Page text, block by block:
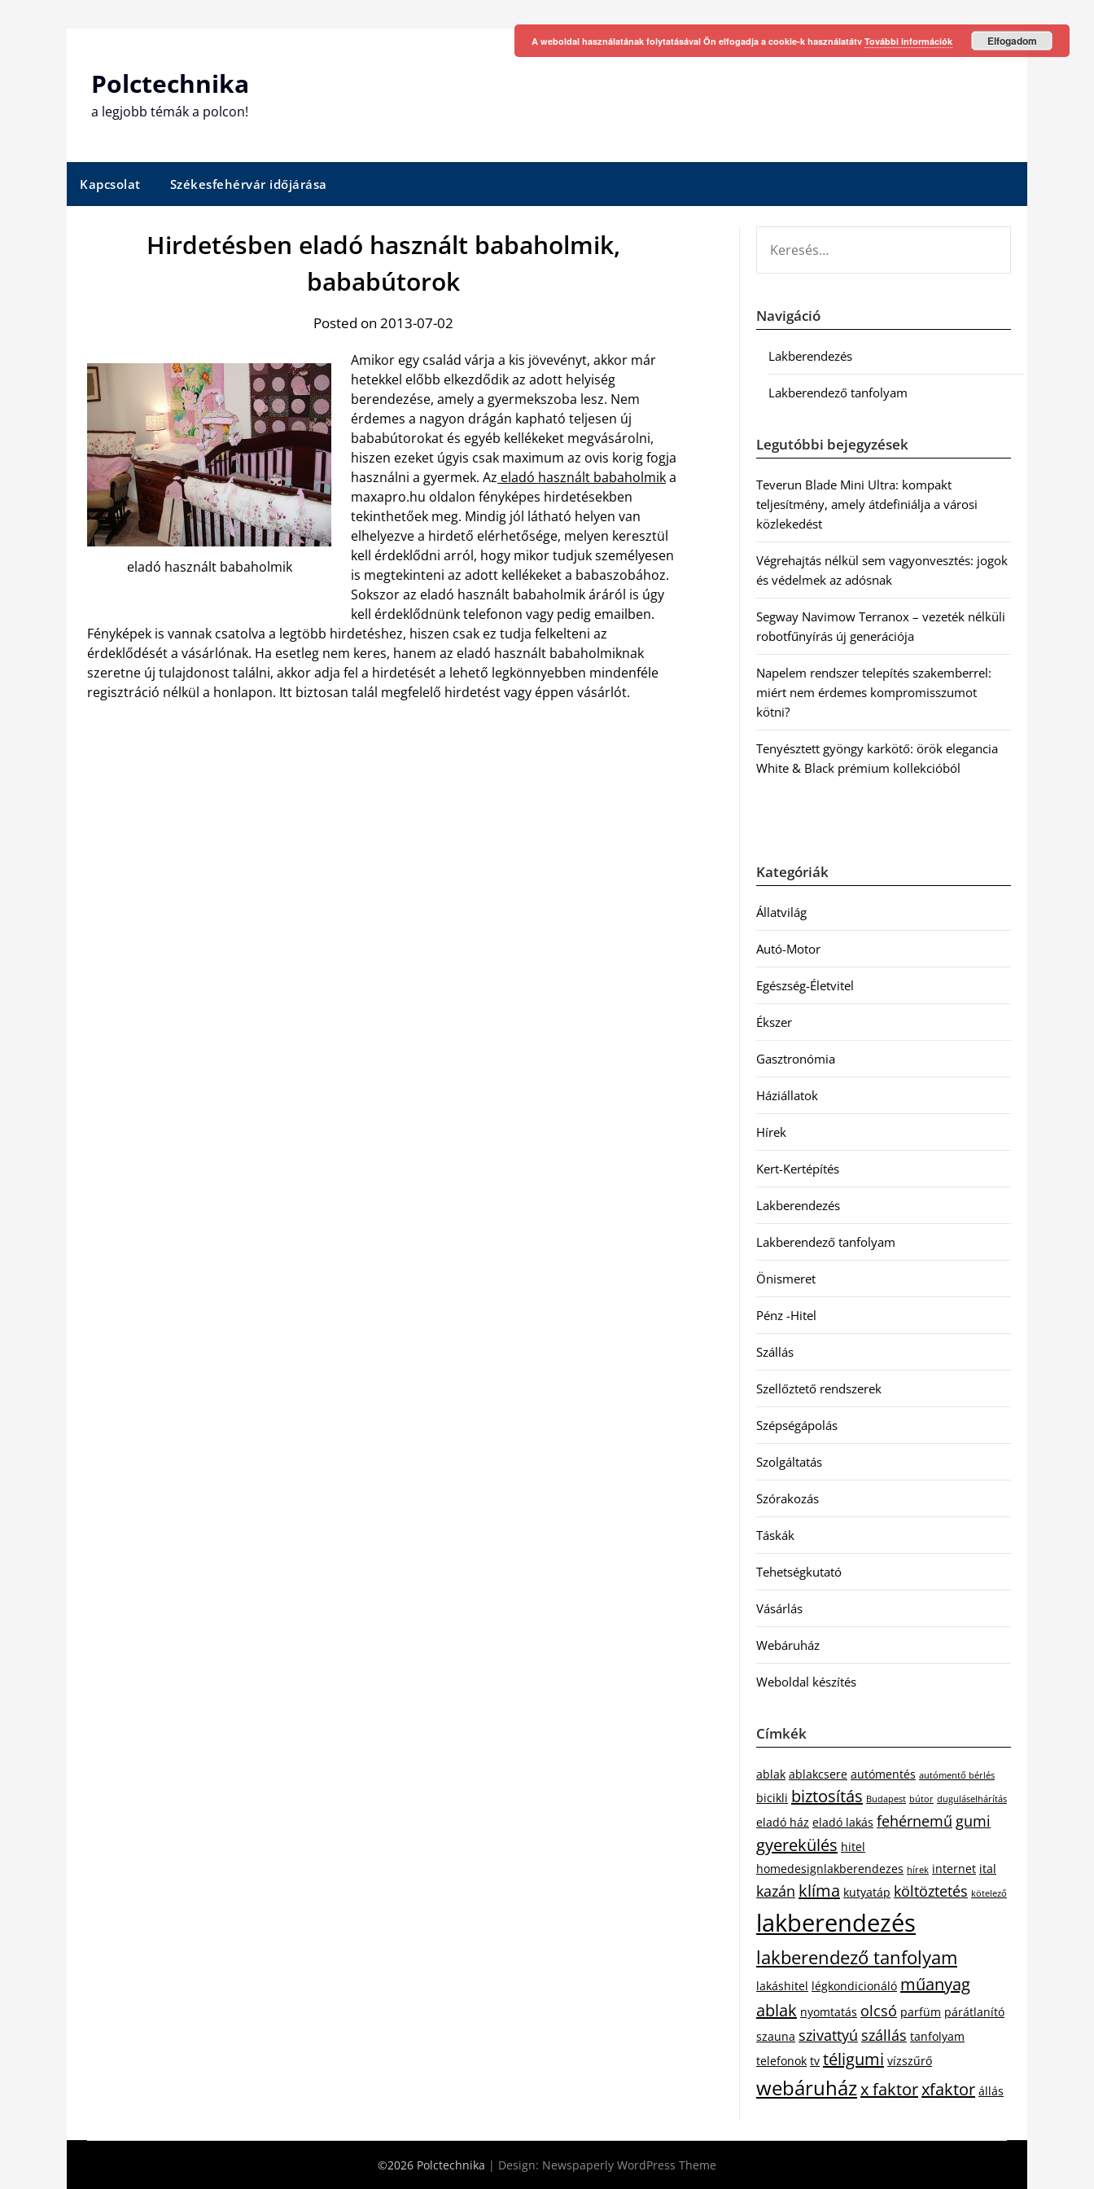
Polctechnika
a legjobb témák a polcon!
Kapcsolat Székesfehérvár időjárása
Hirdetésben eladó használt babaholmik,
bababútorok
Posted on 2013-07-02
eladó használt babaholmik
Amikor egy család várja a kis jövevényt, akkor már
hetekkel előbb elkezdődik az adott helyiség
berendezése, amely a gyermekszoba lesz. Nem
érdemes a nagyon drágán kapható teljesen új
bababútorokat és egyéb kellékeket megvásárolni,
hiszen ezeket úgyis csak maximum az ovis korig fogja
használni a gyermek. Az eladó használt babaholmika
maxapro.hu oldalon fényképes hirdetésekben
tekinthetőek meg. Mindig jól látható helyen van
elhelyezve a hirdető elérhetősége, melyen keresztül
kell érdeklődni arról, hogy mikor tudjuk személyesen
is megtekinteni az adott kellékeket a babaszobához.
Sokszor az eladó használt babaholmik áráról is úgy
kell érdeklődnünk telefonon vagy pedig emailben.
Fényképek is vannak csatolva a legtöbb hirdetéshez, hiszen csak ez tudja felkelteni az
érdeklődését a vásárlónak. Ha esetleg nem keres, hanem az eladó használt babaholmiknak
szeretne új tulajdonost találni, akkor adja fel a hirdetését a lehető legkönnyebben mindenféle
regisztráció nélkül a honlapon. Itt biztosan talál megfelelő hirdetést vagy éppen vásárlót.
Navigáció
Lakberendezés
Lakberendező tanfolyam
Legutóbbi bejegyzések
Teverun Blade Mini Ultra: kompakt
teljesítmény, amely átdefiniálja a városi
közlekedést
Végrehajtás nélkül sem vagyonvesztés: jogok
és védelmek az adósnak
Segway Navimow Terranox – vezeték nélküli
robotfűnyírás új generációja
Napelem rendszer telepítés szakemberrel:
miért nem érdemes kompromisszumot
kötni?
Tenyésztett gyöngy karkötő: örök elegancia
White & Black prémium kollekcióból
Kategóriák
Állatvilág
Autó-Motor
Egészség-Életvitel
Ékszer
Gasztronómia
Háziállatok
Hírek
Kert-Kertépítés
Lakberendezés
Lakberendező tanfolyam
Önismeret
Pénz -Hitel
Szállás
Szellőztető rendszerek
Szépségápolás
Szolgáltatás
Szórakozás
Táskák
Tehetségkutató
Vásárlás
Webáruház
Weboldal készítés
Címkék
ablak ablakcsere autómentés autómentő bérlés
bicikli biztosítás Budapest bútor duguláselhárítás
eladó ház eladó lakás fehérnemű gumi
gyerekülés hitel
homedesignlakberendezes hírek internet ital
kazán klíma kutyatáp költöztetés kötelező
lakberendezés
lakberendező tanfolyam
lakáshitel légkondicionáló műanyag
ablak nyomtatás olcsó parfüm párátlanító
szauna szivattyú szállás tanfolyam
telefonok tv téligumi vízszűrő
webáruházx faktorxfaktor állás
©2026 Polctechnika | Design: Newspaperly WordPress Theme
A weboldal használatának folytatásával Ön elfogadja a cookie-k használatátv További információk Elfogadom